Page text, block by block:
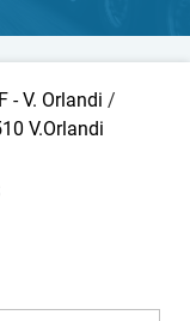
- V. Orlandi /
V.Orlandi